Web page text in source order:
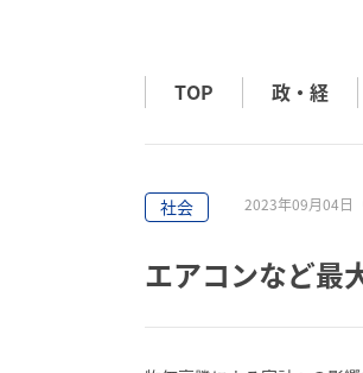
TOP 政・経
社会 2023年09月04日
エアコンなど